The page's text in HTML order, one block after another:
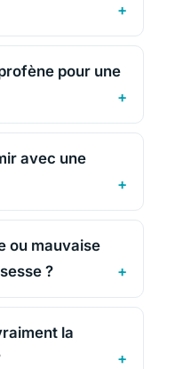
pour une
avec une
ou mauvaise
?
la